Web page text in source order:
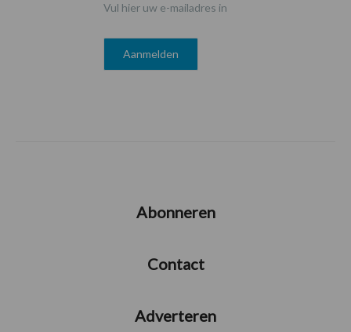
Vul hier uw e-mailadres in
Abonneren
Contact
Adverteren